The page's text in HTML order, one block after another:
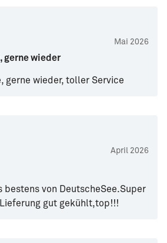
Mai 2026
gerne wieder
gerne wieder, toller Service
April 2026
bestens von DeutscheSee.Super
gut gekühlt,top!!!